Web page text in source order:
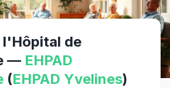
l'Hôpital de
— EHPAD
(EHPAD Yvelines)